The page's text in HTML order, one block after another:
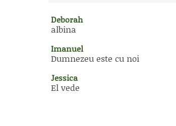
Deborah
albina
Imanuel
Dumnezeu este cu noi
Jessica
El vede